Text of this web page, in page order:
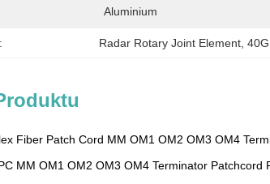
Aluminium
Radar Rotary Joint Element ,
Fiber Patch Cord MM OM1 OM2 OM3 OM4
MM OM1 OM2 OM3 OM4 Terminator Patchcord